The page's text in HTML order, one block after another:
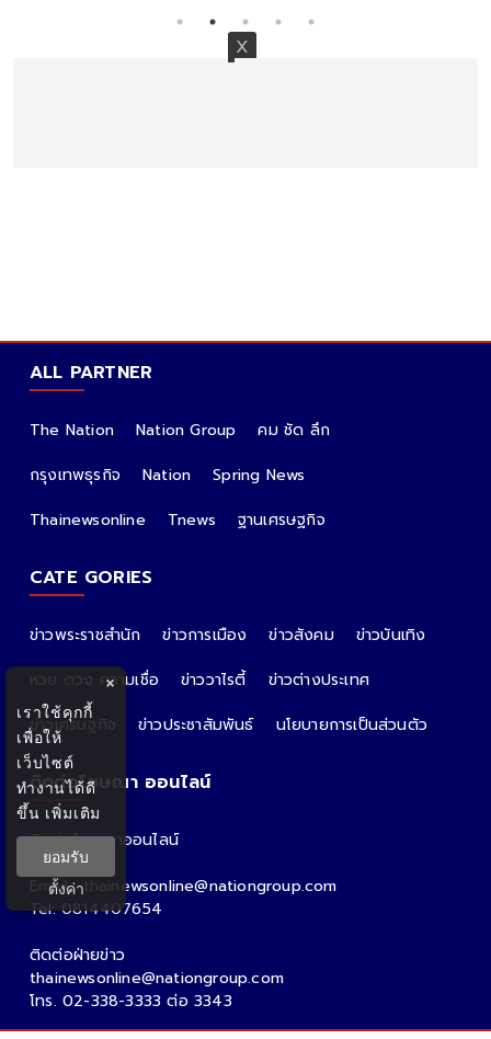
ALL PARTNER
The Nation Nation Group
คม ชัด ลึก
กรุงเทพธุรกิจ
Nation
Spring News
Thainewsonline
Tnews ฐานเศรษฐกิจ
CATE GORIES
ข่าวพระราชสำนัก ข่าวการเมือง ข่าวสังคม
ข่าวบันเทิง
หวย ดวง ความเชื่อ
ข่าววาไรตี้
ข่าวต่างประเทศ
ข่าวเศรษฐกิจ
ข่าวประชาสัมพันธ์ นโยบายการเป็นส่วนตัว
ติดต่อโฆษณา ออนไลน์
ติดต่อโฆษณาออนไลน์
คุณอ้อ
Email : thainewsonline@nationgroup.com
Tel: 0814407654
ติดต่อฝ่ายข่าว
thainewsonline@nationgroup.com
โทร. 02-338-3333 ต่อ 3343
×
เราใช้คุกกี้
เพื่อให้
เว็บไซต์
ทำงานได้ดี
ขึ้น เพิ่มเติม
ยอมรับ
ตั้งค่า